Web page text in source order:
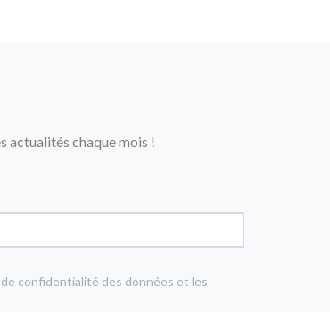
actualités chaque mois !
confidentialité des données et les